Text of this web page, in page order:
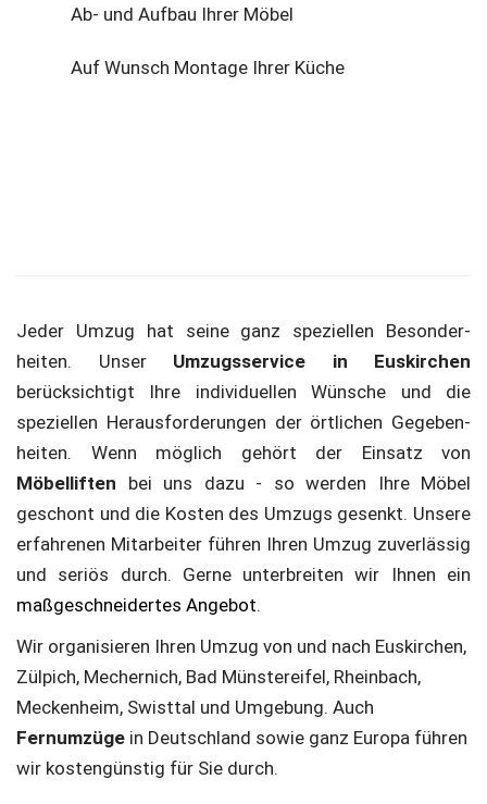
Ab- und Aufbau Ihrer Möbel
Auf Wunsch Montage Ihrer Küche
Jeder Umzug hat seine ganz speziellen Besonder­
heiten. Unser Umzugs­service in Euskirchen
berücksichtigt Ihre individu­ellen Wünsche und die
speziellen Heraus­forderungen der örtlichen Gegeben­
heiten. Wenn möglich gehört der Einsatz von
Möbelliften bei uns dazu - so werden Ihre Möbel
geschont und die Kosten des Umzugs gesenkt. Unsere
erfahrenen Mitarbeiter führen Ihren Umzug zuverlässig
und seriös durch. Gerne unterbreiten wir Ihnen ein
maßge­schneidertes Angebot.
Wir organisieren Ihren Umzug von und nach Euskirchen,
Zülpich, Mechernich, Bad Münstereifel, Rheinbach,
Meckenheim, Swisttal und Umgebung. Auch
Fernumzüge in Deutschland sowie ganz Europa führen
wir kostengünstig für Sie durch.